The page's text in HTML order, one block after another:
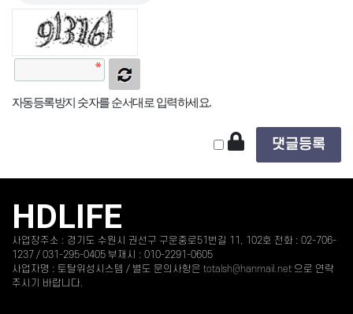
자동등록방지 숫자를 순서대로 입력하세요.
HDLIFE
사업장주소 : 경기도 수원시 권선구 구운중로51번길 11, 102호 전화 : 02-706-
1237 / 031-295-0405 부재시 : 010-2291-0605
사업자명 : 토탈위성시스템 / 별도 문의사항은 totalsh@hanmail.net 으로 연락
주시기 바랍니다.